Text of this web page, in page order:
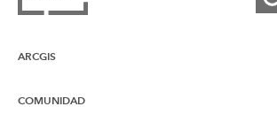
ARCGIS
Descripción general de ArcGIS
COMUNIDAD